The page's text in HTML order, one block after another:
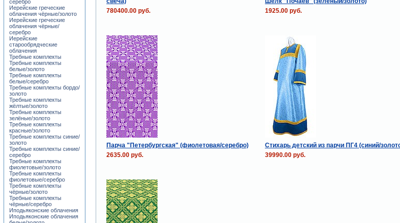
780400.00 руб.
1925.00 руб.
Парча "Петербургская" (фиолетовая/серебро) Стихарь детский из парчи ПГ4 (синий/
2635.00 руб.
39990.00 руб.
серебро
Иерейские греческие
облачения чёрные/золото
Иерейские греческие
облачения чёрные/
серебро
Иерейские
старообрядческие
облачения
Требные комплекты
Требные комплекты
белые/золото
Требные комплекты
белые/серебро
Требные комплекты бордо/
золото
Требные комплекты
жёлтые/золото
Требные комплекты
зелёные/золото
Требные комплекты
красные/золото
Требные комплекты синие/
золото
Требные комплекты синие/
серебро
Требные комплекты
фиолетовые/золото
Требные комплекты
фиолетовые/серебро
Требные комплекты
чёрные/золото
Требные комплекты
чёрные/серебро
Иподьяконские облачения
Иподьяконские облачения